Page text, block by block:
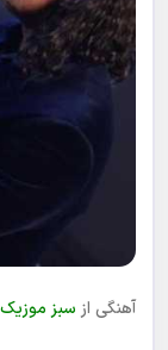
آهنگی از سبز موزیک